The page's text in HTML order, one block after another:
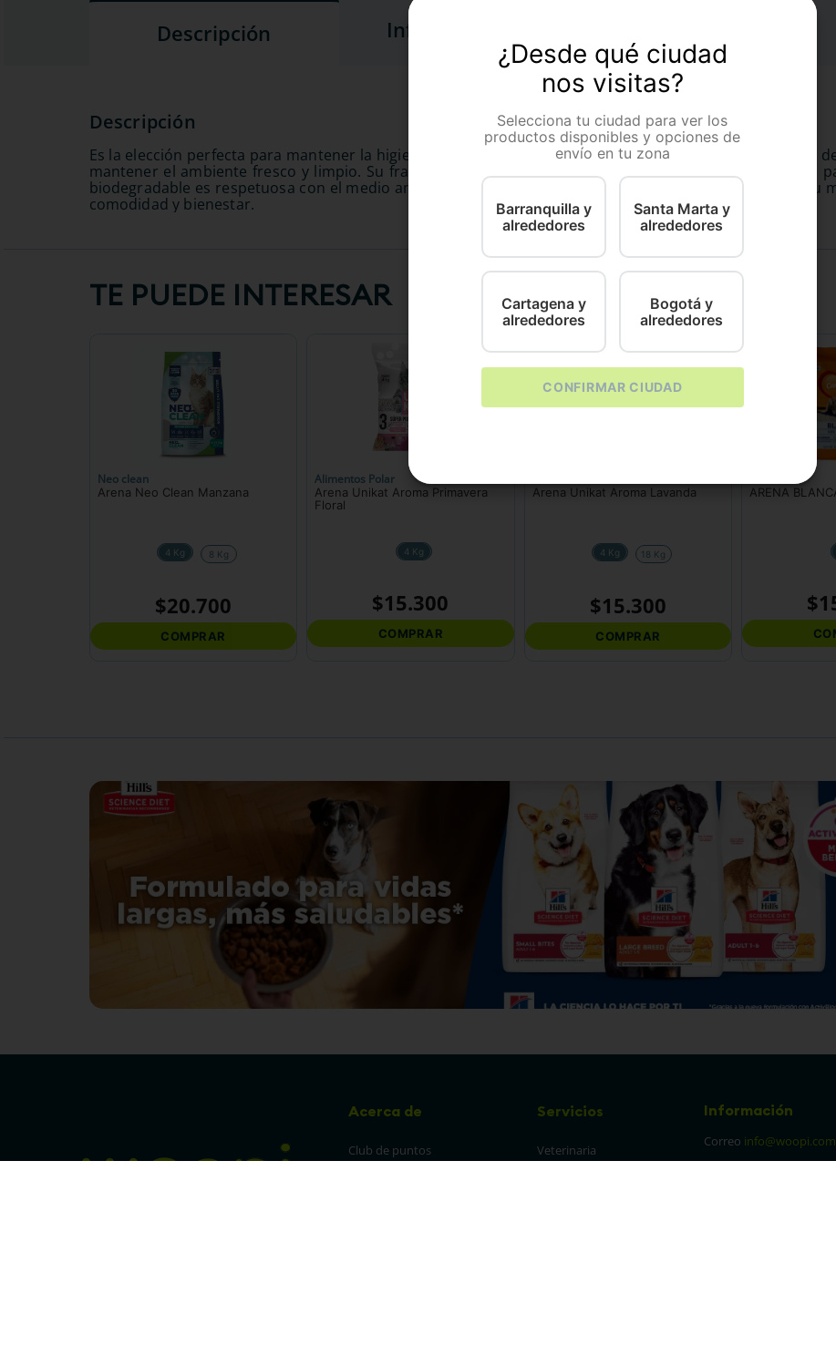
Descripción Información Adicional
Es la elección perfecta para mantener la higiene de tu gato de manera eficiente y agradable. Esta arena
mantener el ambiente fresco y limpio. Su fragancia a manzana brinda una experiencia relajante tanto
biodegradable es respetuosa con el medio ambiente. No pierdas la oportunidad de proporcionarle a tu
comodidad y bienestar.
TE PUEDE INTERESAR
Neo clean
Arena Neo Clean Manzana
4 Kg 8 Kg
$20.700
COMPRAR
Alimentos Polar
Arena Unikat Aroma Primavera
Floral
4 Kg
$15.300
COMPRAR
Arena Unikat Aroma Lavanda
4 Kg 18 Kg
$15.300
COMPRAR
ARENA
$
Acerca de
Club de puntos
Servicios
Veterinaria
Información
Correo info@woopi.com
¿Desde qué ciudad
nos visitas?
Selecciona tu ciudad para ver los
productos disponibles y opciones de
envío en tu zona
Barranquilla y
alrededores
Santa Marta y
alrededores
Cartagena y
alrededores
Bogotá y
alrededores
CONFIRMAR CIUDAD